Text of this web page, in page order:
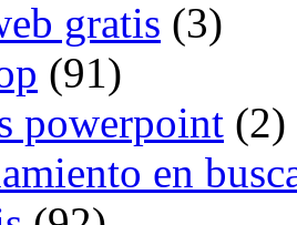
gratis (3)
(91)
powerpoint (2)
en